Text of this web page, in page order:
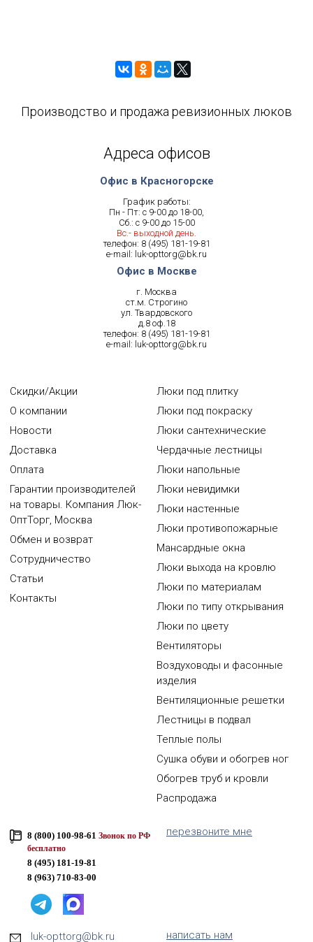
Производство и продажа ревизионных люков
Адреса офисов
Офис в Красногорске
График работы:
Пн - Пт: с 9-00 до 18-00,
Сб.: с 9-00 до 15-00
Вс.- выходной день.
телефон: 8 (495) 181-19-81
e-mail: luk-opttorg@bk.ru
Офис в Москве
г. Москва
ст.м. Строгино
ул. Твардовского
д.8 оф.18
телефон: 8 (495) 181-19-81
e-mail: luk-opttorg@bk.ru
Скидки/Акции
О компании
Новости
Доставка
Оплата
Гарантии производителей
на товары. Компания Люк-
ОптТорг, Москва
Обмен и возврат
Сотрудничество
Статьи
Контакты
Люки под плитку
Люки под покраску
Люки сантехнические
Чердачные лестницы
Люки напольные
Люки невидимки
Люки настенные
Люки противопожарные
Мансардные окна
Люки выхода на кровлю
Люки по материалам
Люки по типу открывания
Люки по цвету
Вентиляторы
Воздуховоды и фасонные
изделия
Вентиляционные решетки
Лестницы в подвал
Теплые полы
Сушка обуви и обогрев ног
Обогрев труб и кровли
Распродажа
8 (800) 100-98-61 Звонок по РФ
бесплатно
8 (495) 181-19-81
8 (963) 710-83-00
перезвоните мне
luk-opttorg@bk.ru написать нам